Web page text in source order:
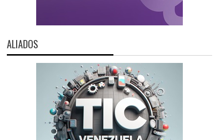
ALIADOS